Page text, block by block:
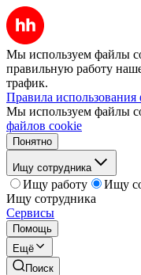
Мы используем файлы
правильную работу
трафик.
Правила
Мы используем файлы
файлов cookie
Понятно
Ищу сотрудника
Ищу работу
Ищу
Ищу сотрудника
Сервисы
Помощь
Ещё
Поиск